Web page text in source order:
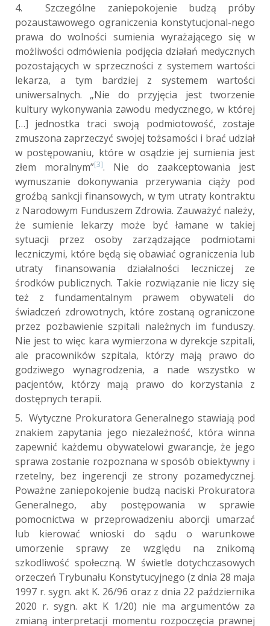
4. Szczególne zaniepokojenie budzą próby
pozaustawowego ograniczenia konstytucjonal-nego
prawa do wolności sumienia wyrażającego się w
możliwości odmówienia podjęcia działań medycznych
pozostających w sprzeczności z systemem wartości
lekarza, a tym bardziej z systemem wartości
uniwersalnych. „Nie do przyjęcia jest tworzenie
kultury wykonywania zawodu medycznego, w której
[…] jednostka traci swoją podmiotowość, zostaje
zmuszona zaprzeczyć swojej tożsamości i brać udział
w postępowaniu, które w osądzie jej sumienia jest
złem moralnym”[3]. Nie do zaakceptowania jest
wymuszanie dokonywania przerywania ciąży pod
groźbą sankcji finansowych, w tym utraty kontraktu
z Narodowym Funduszem Zdrowia. Zauważyć należy,
że sumienie lekarzy może być łamane w takiej
sytuacji przez osoby zarządzające podmiotami
leczniczymi, które będą się obawiać ograniczenia lub
utraty finansowania działalności leczniczej ze
środków publicznych. Takie rozwiązanie nie liczy się
też z fundamentalnym prawem obywateli do
świadczeń zdrowotnych, które zostaną ograniczone
przez pozbawienie szpitali należnych im funduszy.
Nie jest to więc kara wymierzona w dyrekcje szpitali,
ale pracowników szpitala, którzy mają prawo do
godziwego wynagrodzenia, a nade wszystko w
pacjentów, którzy mają prawo do korzystania z
dostępnych terapii.
5. Wytyczne Prokuratora Generalnego stawiają pod
znakiem zapytania jego niezależność, która winna
zapewnić każdemu obywatelowi gwarancje, że jego
sprawa zostanie rozpoznana w sposób obiektywny i
rzetelny, bez ingerencji ze strony pozamedycznej.
Poważne zaniepokojenie budzą naciski Prokuratora
Generalnego, aby postępowania w sprawie
pomocnictwa w przeprowadzeniu aborcji umarzać
lub kierować wnioski do sądu o warunkowe
umorzenie sprawy ze względu na znikomą
szkodliwość społeczną. W świetle dotychczasowych
orzeczeń Trybunału Konstytucyjnego (z dnia 28 maja
1997 r. sygn. akt K. 26/96 oraz z dnia 22 października
2020 r. sygn. akt K 1/20) nie ma argumentów za
zmianą interpretacji momentu rozpoczęcia prawnej